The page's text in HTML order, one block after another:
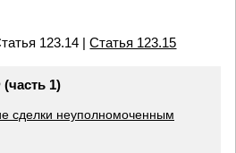
123.14 |Статья 123.15
1)
сделки неуполномоченным